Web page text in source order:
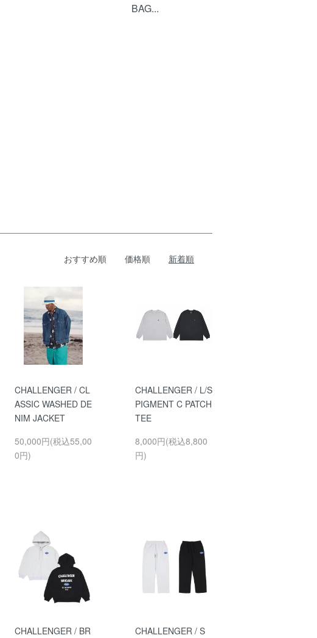
BAG...
おすすめ順 価格順 新着順
CHALLENGER / CL
ASSIC WASHED DE
NIM JACKET
50,000円(税込55,00
0円)
CHALLENGER / L/S
PIGMENT C PATCH
TEE
8,000円(税込8,800
円)
CHALLENGER / BR
CHALLENGER / S